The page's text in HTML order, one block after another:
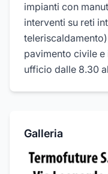
impianti con
interventi su reti
pavimento civile
ufficio dalle 8.30
Galleria